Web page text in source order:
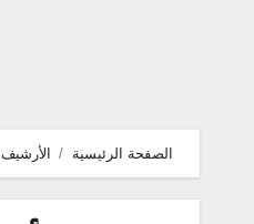
الصفحة الرئيسية الأرشيف